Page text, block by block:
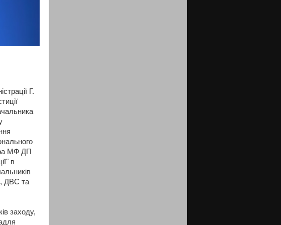
Г.
МФ ДП
в
ДВС та
заходу,